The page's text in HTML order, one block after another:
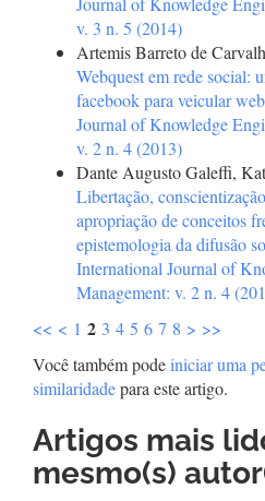
v. 3 n. 5 (2014)
Artemis Barreto de
Webquest em rede social:
facebook para veicular
Journal of Knowledge
v. 2 n. 4 (2013)
Dante Augusto Galeffi,
Libertação,
apropriação de conceitos
epistemologia da difusão
International Journal of
Management: v. 2 n. 4
<< < 1 2 3 4 5 6 7 8 > >>
Você também podeiniciar uma
similaridadepara este artigo.
Artigos mais
mesmo(s)